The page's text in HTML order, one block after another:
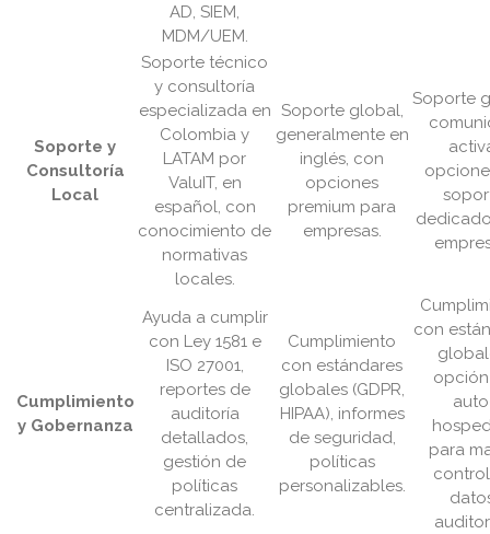
AD, SIEM,
MDM/UEM.
Soporte y
Consultoría
Local
Soporte técnico
y consultoría
especializada en
Colombia y
LATAM por
ValuIT, en
español, con
conocimiento de
normativas
locales.
Soporte global,
generalmente en
inglés, con
opciones
premium para
empresas.
Soporte
Cumplimiento
y Gobernanza
Ayuda a cumplir
con Ley 1581 e
ISO 27001,
reportes de
auditoría
detallados,
gestión de
políticas
centralizada.
Cumplimiento
con estándares
globales (GDPR,
HIPAA), informes
de seguridad,
políticas
personalizables.
con
para